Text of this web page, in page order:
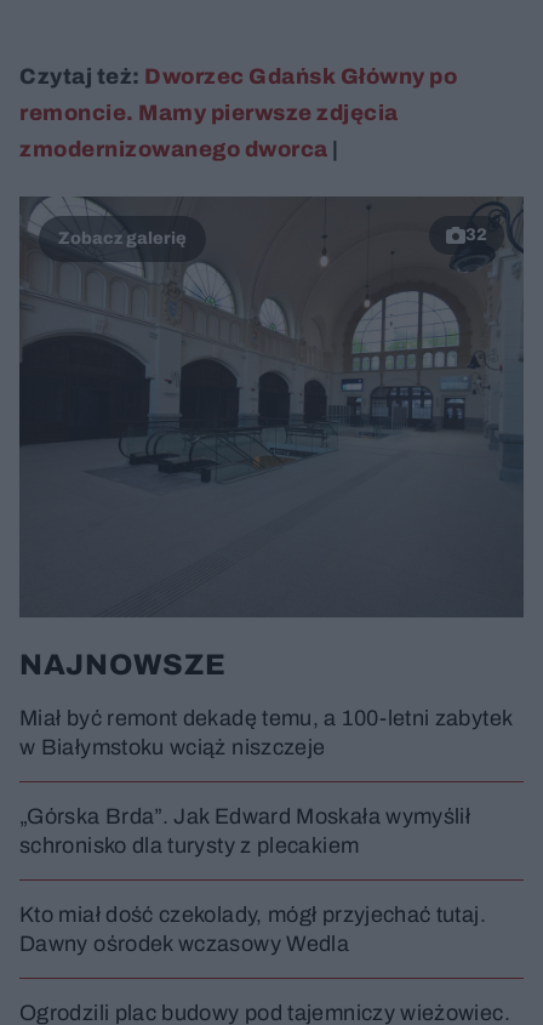
Czytaj też: Dworzec Gdańsk Główny po
remoncie. Mamy pierwsze zdjęcia
zmodernizowanego dworca
32
NAJNOWSZE
Miał być remont dekadę temu, a 100-letni zabytek
w Białymstoku wciąż niszczeje
„Górska Brda”. Jak Edward Moskała wymyślił
schronisko dla turysty z plecakiem
Kto miał dość czekolady, mógł przyjechać tutaj.
Dawny ośrodek wczasowy Wedla
Ogrodzili plac budowy pod tajemniczy wieżowiec.